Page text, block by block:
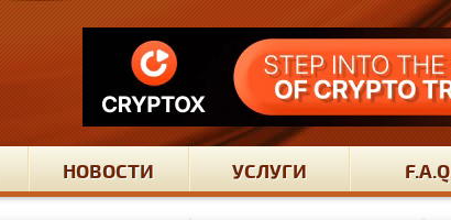
НОВОСТИ УСЛУГИ F.A.Q.